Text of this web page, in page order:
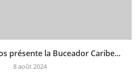
présente la Buceador Caribe...
8 août 2024